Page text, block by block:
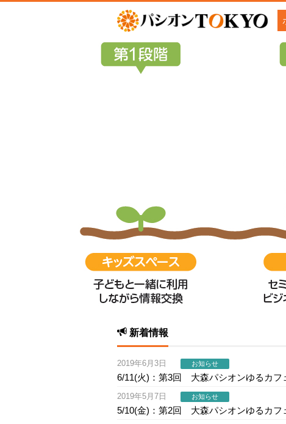
新着情報
2019年6月3日 お知らせ
6/11(火)：第3回 大森パシオンゆるカフ
2019年5月7日 お知らせ
5/10(金)：第2回 大森パシオンゆるカフ